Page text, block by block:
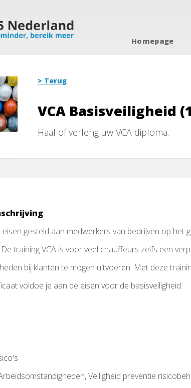
Homepage
> Terug
VCA Basisveiligheid
Haal of verleng uw VCA diploma.
eisen gesteld aan medwerkers van bedrijven op het
training VCA is voor veel chauffeurs zelfs een
bij klanten te mogen uitvoeren. Met deze
voldoe je aan de eisen voor de basisveiligheid.
Veiligheid preventie